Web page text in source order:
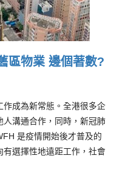
區物業 邊個著數?
成為新常態。全港很多企
溝通合作，同時，新冠肺
是疫情開始後才普及的
選擇性地遠距工作，社會